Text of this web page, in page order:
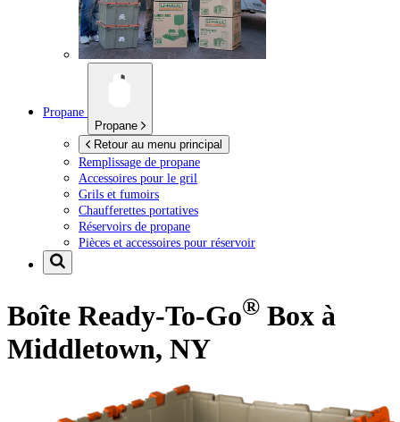
Propane
Propane
Retour au menu principal
Remplissage de propane
Accessoires pour le gril
Grils et fumoirs
Chaufferettes portatives
Réservoirs de propane
Pièces et accessoires pour réservoir
Boîte Ready-To-Go® Box à
Middletown, NY